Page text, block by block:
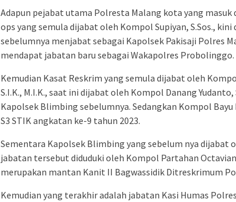
Adapun pejabat utama Polresta Malang kota yang
ops yang semula dijabat oleh Kompol Supiyan, S.Sos.,
sebelumnya menjabat sebagai Kapolsek Pakisaji Polres
mendapat jabatan baru sebagai Wakapolres Probolinggo.
Kemudian Kasat Reskrim yang semula dijabat oleh
S.I.K., M.I.K., saat ini dijabat oleh Kompol Danang Yudanto,
Kapolsek Blimbing sebelumnya. Sedangkan Kompol
S3 STIK angkatan ke-9 tahun 2023.
Sementara Kapolsek Blimbing yang sebelum nya dijabat
jabatan tersebut diduduki oleh Kompol Partahan
merupakan mantan Kanit II Bagwassidik Ditreskrimum
Kemudian yang terakhir adalah jabatan Kasi Humas